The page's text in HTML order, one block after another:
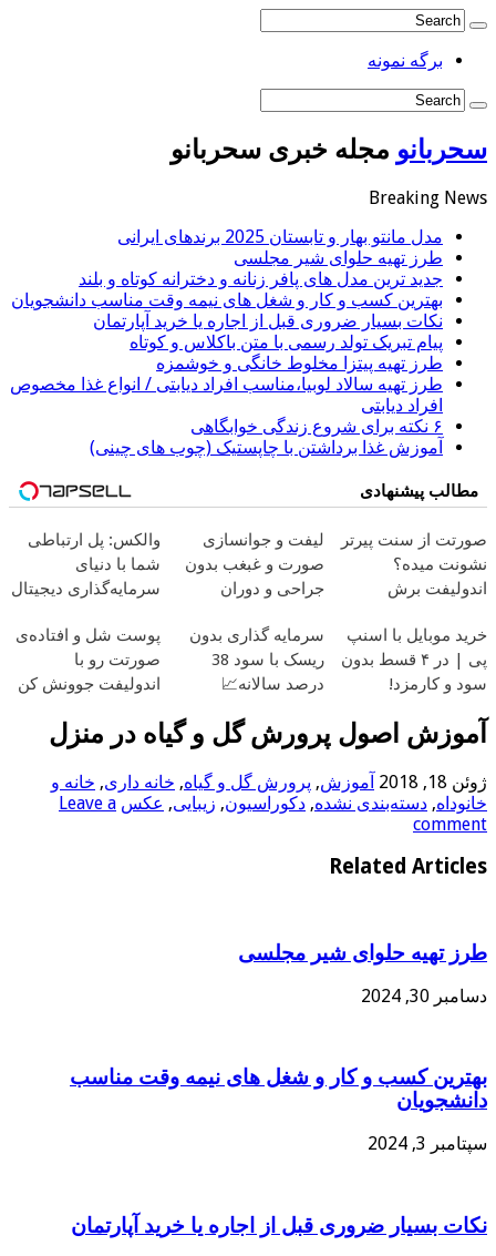
برگه نمونه
سحربانو مجله خبری سحربانو
Breaking News
مدل مانتو بهار و تابستان 2025 برندهای ایرانی
طرز تهیه حلوای شیر مجلسی
جدید ترین مدل های پافر زنانه و دخترانه کوتاه و بلند
بهترین کسب و کار و شغل های نیمه وقت مناسب دانشجویان
نکات بسیار ضروری قبل از اجاره یا خرید آپارتمان
پیام تبریک تولد رسمی با متن باکلاس و کوتاه
طرز تهیه پیتزا مخلوط خانگی و خوشمزه
طرز تهیه سالاد لوبیا،مناسب افراد دیابتی / انواع غذا مخصوص
افراد دیابتی
۶ نکته برای شروع زندگی خوابگاهی
آموزش غذا برداشتن با چاپستیک (چوب های چینی)
مطالب پیشنهادی
صورتت از سنت پیرتر
نشونت میده؟
اندولیفت برش
لیفت و جوانسازی
صورت و غبغب بدون
جراحی و دوران
والکس: پل ارتباطی
شما با دنیای
سرمایه‌گذاری دیجیتال
خرید موبایل با اسنپ
پی | در ۴ قسط بدون
سود و کارمزد!
سرمایه گذاری بدون
ریسک با سود 38
درصد سالانه📈
پوست شل و افتاده‌ی
صورتت رو با
اندولیفت جوونش کن
آموزش اصول پرورش گل و گیاه در منزل
ژوئن 18, 2018 آموزش, پرورش گل و گیاه, خانه داری, خانه و
خانوداه, دسته‌بندی نشده, دکوراسیون, زیبایی, عکس Leave a
comment
Related Articles
طرز تهیه حلوای شیر مجلسی
دسامبر 30, 2024
بهترین کسب و کار و شغل های نیمه وقت مناسب
دانشجویان
سپتامبر 3, 2024
نکات بسیار ضروری قبل از اجاره یا خرید آپارتمان